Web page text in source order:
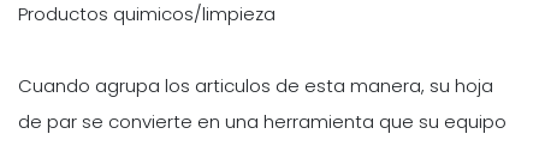
Productos quimicos/limpieza
Cuando agrupa los articulos de esta manera, su hoja
de par se convierte en una herramienta que su equipo